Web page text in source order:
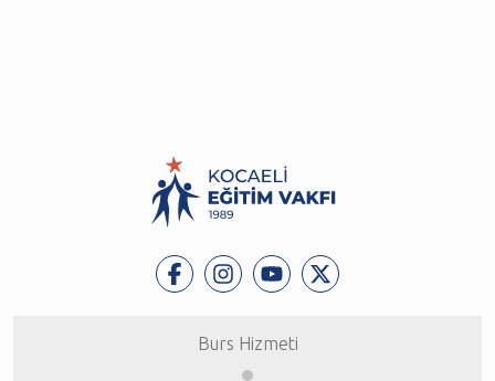
Burs Hizmeti